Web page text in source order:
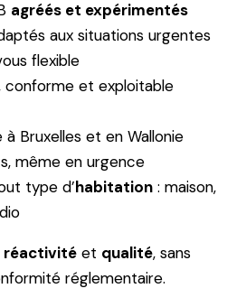
agréés et expérimentés
aux situations urgentes
flexible
conforme et exploitable
Bruxelles et en Wallonie
même en urgence
type d’habitation : maison,
réactivité et qualité, sans
réglementaire.